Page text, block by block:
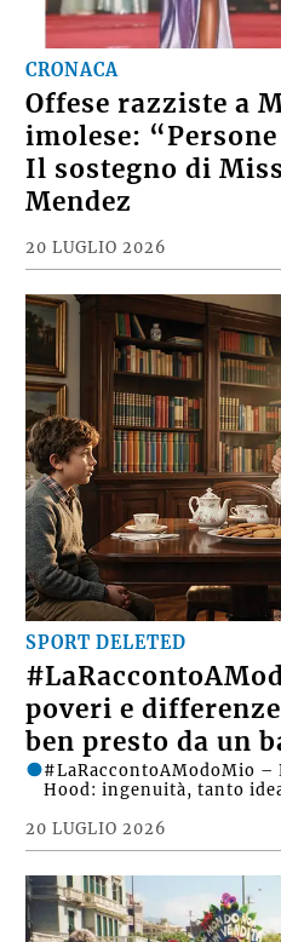
CRONACA
Offese razziste a
imolese:
Il sostegno di
Mendez
20 LUGLIO 2026
SPORT DELETED
poveri e
ben presto da un
20 LUGLIO 2026
#LaRaccontoAModoMio –
Hood: ingenuità, tanto